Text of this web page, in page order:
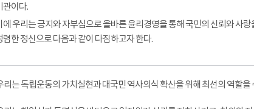
관이다.
에 우리는 긍지와 자부심으로 올바른 윤리경영을 통해 국민의 신뢰와 사
렴한 정신으로 다음과 같이 다짐하고자 한다.
리는 독립운동의 가치실현과 대국민 역사의식 확산을 위해 최선의 역할을